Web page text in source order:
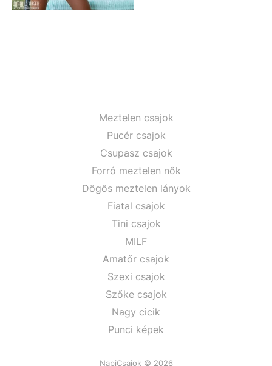
Meztelen csajok
Pucér csajok
Csupasz csajok
Forró meztelen nők
Dögös meztelen lányok
Fiatal csajok
Tini csajok
MILF
Amatőr csajok
Szexi csajok
Szőke csajok
Nagy cicik
Punci képek
NapiCsajok © 2026